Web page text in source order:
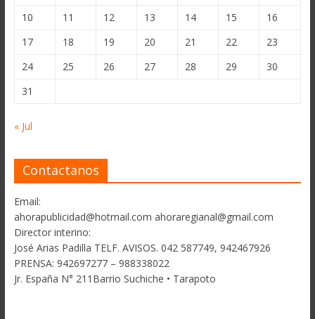
10
11 12 13 14 15
16
17
18 19 20 21 22
23
24
25 26 27 28 29
30
31
« Jul
Contactanos
Email:
ahorapublicidad@hotmail.com ahoraregianal@gmail.com
Director interino:
José Arias Padilla TELF. AVISOS. 042 587749, 942467926
PRENSA: 942697277 – 988338022
Jr. España N° 211Barrio Suchiche • Tarapoto